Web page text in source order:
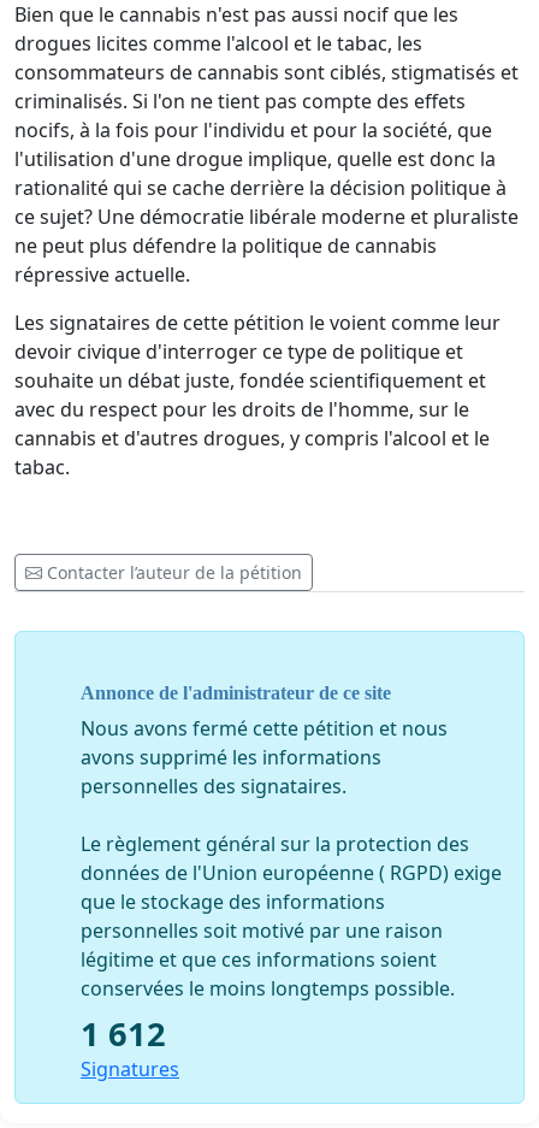
Bien que le cannabis n'est pas aussi nocif que les
drogues licites comme l'alcool et le tabac, les
consommateurs de cannabis sont ciblés, stigmatisés et
criminalisés. Si l'on ne tient pas compte des effets
nocifs, à la fois pour l'individu et pour la société, que
l'utilisation d'une drogue implique, quelle est donc la
rationalité qui se cache derrière la décision politique à
ce sujet? Une démocratie libérale moderne et pluraliste
ne peut plus défendre la politique de cannabis
répressive actuelle.
Les signataires de cette pétition le voient comme leur
devoir civique d'interroger ce type de politique et
souhaite un débat juste, fondée scientifiquement et
avec du respect pour les droits de l'homme, sur le
cannabis et d'autres drogues, y compris l'alcool et le
tabac.
Contacter l’auteur de la pétition
Annonce de l'administrateur de ce site
Nous avons fermé cette pétition et nous
avons supprimé les informations
personnelles des signataires.
Le règlement général sur la protection des
données de l'Union européenne ( RGPD) exige
que le stockage des informations
personnelles soit motivé par une raison
légitime et que ces informations soient
conservées le moins longtemps possible.
1 612
Signatures